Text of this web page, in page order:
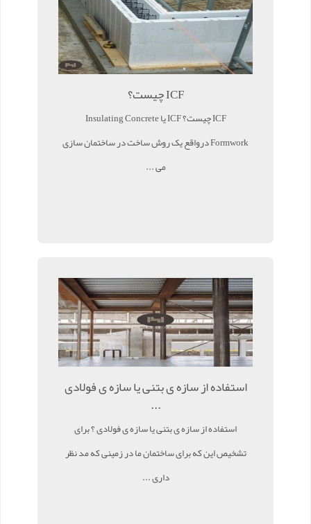
ICF چیست؟
ICF چیست؟ ICF یا Insulating Concrete
Formwork درواقع یک روش ساخت در ساختمان سازی
می ...
استفاده از سازه ی بتنی یا سازه ی فولادی
...
استفاده از سازه ی بتنی یا سازه ی فولادی ؟ برای
تشخیص این که برای ساختمان ما در زمینی که مد نظر
داری ...